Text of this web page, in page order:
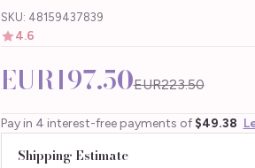
SKU: 48159437839
4.6
EUR197.50EUR223.50
Pay in 4 interest-free payments of $49.38
Shipping Estimate